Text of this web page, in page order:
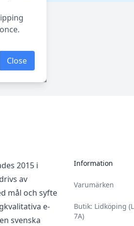
Close
2015 i
av
mål och syfte
e-
svenska
Information
Varumärken
Butik: Lidköping
7A)